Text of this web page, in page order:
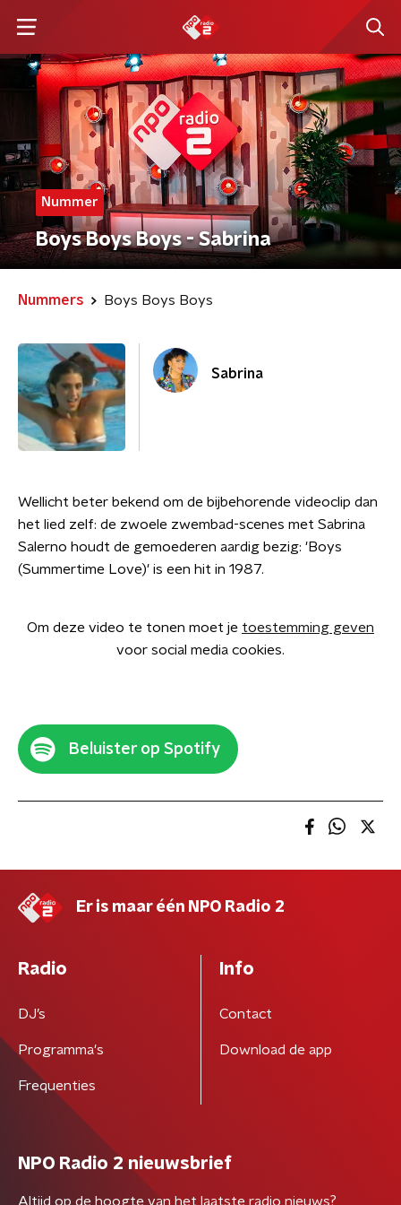
Nummer
Boys Boys Boys - Sabrina
Nummers Boys Boys Boys
Sabrina
Wellicht beter bekend om de bijbehorende videoclip dan
het lied zelf: de zwoele zwembad-scenes met Sabrina
Salerno houdt de gemoederen aardig bezig: 'Boys
(Summertime Love)' is een hit in 1987.
Om deze video te tonen moet je toestemming geven
voor social media cookies.
Beluister op Spotify
Er is maar één NPO Radio 2
Radio
DJ’s
Programma's
Frequenties
Info
Contact
Download de app
NPO Radio 2 nieuwsbrief
Altijd op de hoogte van het laatste radio nieuws?